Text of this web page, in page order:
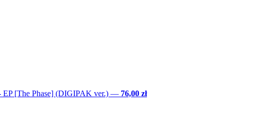
[The Phase] (DIGIPAK ver.) — 76,00 zł